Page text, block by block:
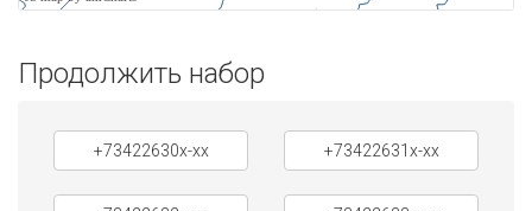
Продолжить набор
+73422630x-xx +73422631x-xx